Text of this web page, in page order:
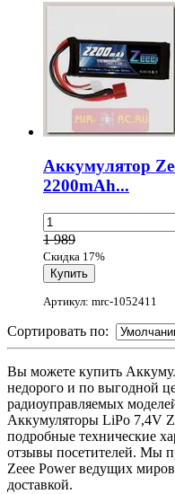
Аккумулятор
2200mAh...
1 989
Скидка 17%
Артикул: mrc-1052411
Сортировать по:
Вы можете купить
недорого и по выгодной
радиоуправляемых
Аккумуляторы LiPo 7,4V
подробные технические
отзывы посетителей. Мы
Zeee Power ведущих
доставкой.